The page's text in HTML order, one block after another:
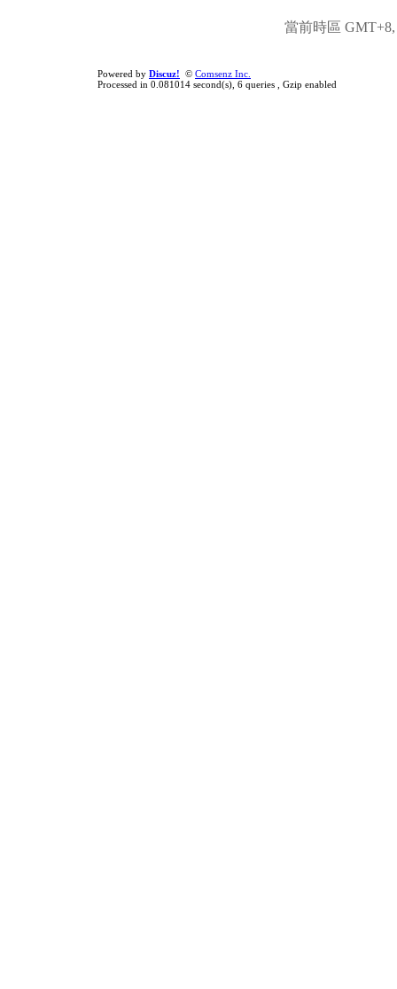
當前時區 GMT+8,
Powered by Discuz! © Comsenz Inc.
Processed in 0.081014 second(s), 6 queries , Gzip enabled